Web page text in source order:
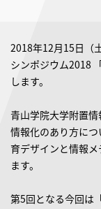
2018年12月15日（
シンポジウム2018
します。
青山学院大学附置
情報化のあり方に
育デザインと情報
ます。
第5回となる今回は